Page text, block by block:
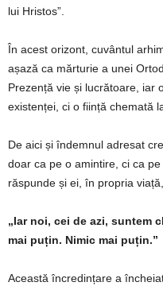
lui Hristos”.
În acest orizont, cuvântul
așază ca mărturie a unei
Prezență vie și lucrătoare, iar
existenței, ci o ființă chemată
De aici și îndemnul adresat
doar ca pe o amintire, ci ca
răspunde și ei, în propria
„Iar noi, cei de azi, suntem
mai puțin. Nimic mai puțin.”
Această încredințare a